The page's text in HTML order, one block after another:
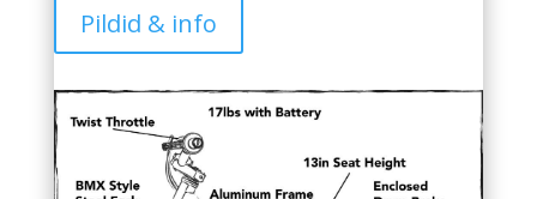
Pildid & info